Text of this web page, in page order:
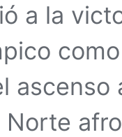
a la
ascenso
Norte